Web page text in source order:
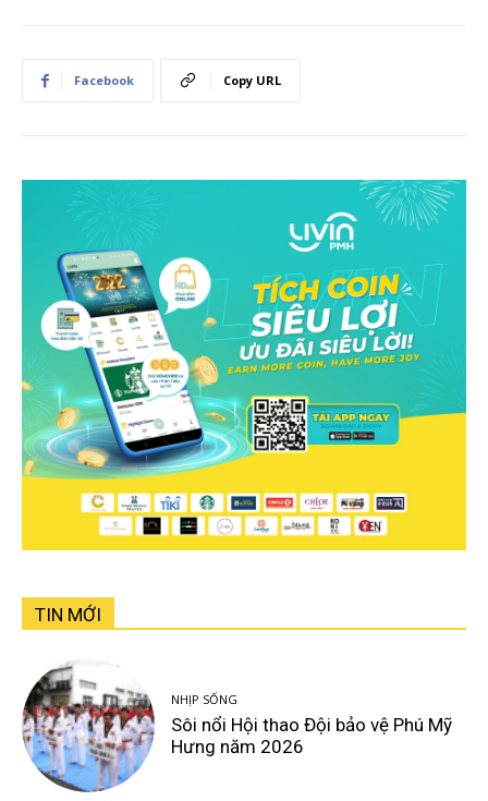
Facebook Copy URL
TIN MỚI
NHỊP SỐNG
Sôi nổi Hội thao Đội bảo vệ Phú Mỹ
Hưng năm 2026